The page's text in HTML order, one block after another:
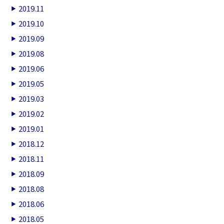
2019.11
2019.10
2019.09
2019.08
2019.06
2019.05
2019.03
2019.02
2019.01
2018.12
2018.11
2018.09
2018.08
2018.06
2018.05